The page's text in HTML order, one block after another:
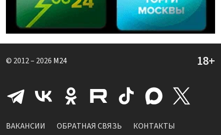
© 2012 – 2026 M24
ВАКАНСИИ ОБРАТНАЯ СВЯЗЬ
КОНТАКТЫ